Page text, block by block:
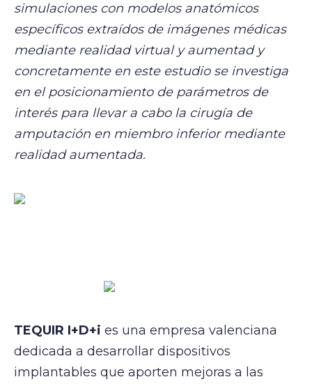
simulaciones con modelos anatómicos
específicos extraídos de imágenes médicas
mediante realidad virtual y aumentad y
concretamente en este estudio se investiga
en el posicionamiento de parámetros de
interés para llevar a cabo la cirugía de
amputación en miembro inferior mediante
realidad aumentada.
TEQUIR I+D+i es una empresa valenciana
dedicada a desarrollar dispositivos
implantables que aporten mejoras a las